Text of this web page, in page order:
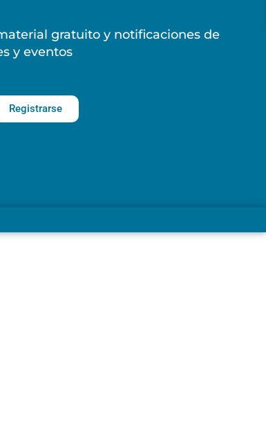
gratuito y notificaciones de
y eventos
Registrarse